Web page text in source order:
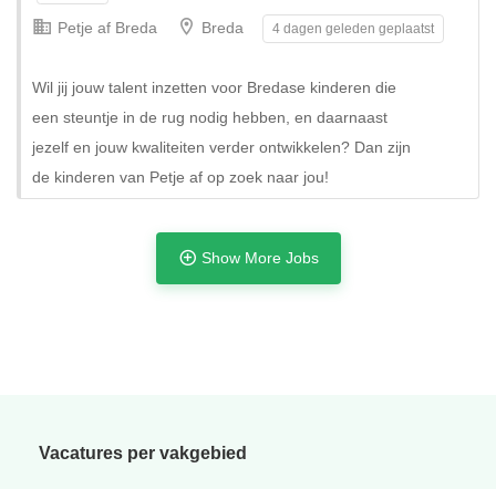
Petje af Breda Breda 4 dagen geleden geplaatst
Wil jij jouw talent inzetten voor Bredase kinderen die
een steuntje in de rug nodig hebben, en daarnaast
jezelf en jouw kwaliteiten verder ontwikkelen? Dan zijn
de kinderen van Petje af op zoek naar jou!
Show More Jobs
Vacatures per vakgebied